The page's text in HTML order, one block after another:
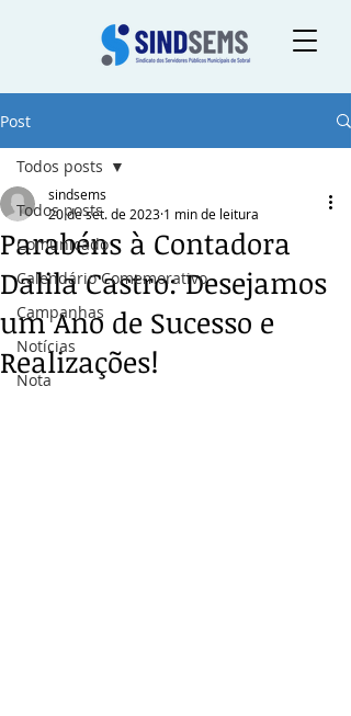
Post
Todos posts
Comunicado
Calendário Comemorativo
Campanhas
Notícias
Nota
Todos posts
Parabéns à Contadora
Dalila Castro: Desejamos
um Ano de Sucesso e
Realizações!
sindsems
20 de set. de 2023 1 min de leitura